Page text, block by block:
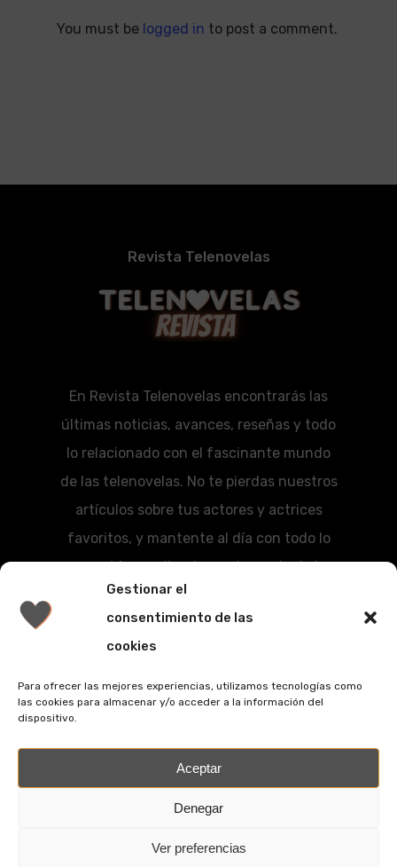
Gestionar el
consentimiento de las
cookies
Para ofrecer las mejores experiencias, utilizamos tecnologías como
las cookies para almacenar y/o acceder a la información del
dispositivo.
Aceptar
Denegar
Ver preferencias
You must be logged in to post a comment.
Revista Telenovelas
En Revista Telenovelas encontrarás las
últimas noticias, avances, reseñas y todo
lo relacionado con el fascinante mundo
de las telenovelas. No te pierdas nuestros
artículos sobre tus actores y actrices
favoritos, y mantente al día con todo lo
que está sucediendo en el mundo de las
series románticas.
Mail:telenovelasrevista@gmail.com